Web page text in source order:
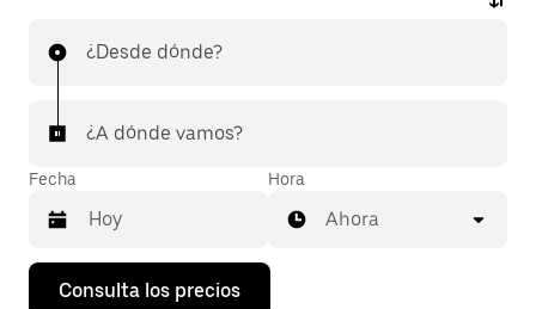
¿Desde dónde?
¿A dónde vamos?
Fecha
Pulsa
Hora
Ahora
Consulta los precios